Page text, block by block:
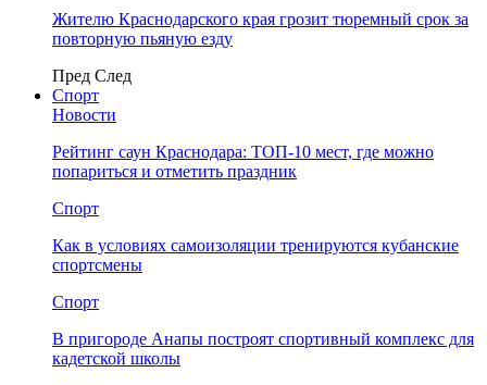
Жителю Краснодарского края грозит тюремный срок за
повторную пьяную езду
Пред След
Спорт
Новости
Рейтинг саун Краснодара: ТОП-10 мест, где можно
попариться и отметить праздник
Спорт
Как в условиях самоизоляции тренируются кубанские
спортсмены
Спорт
В пригороде Анапы построят спортивный комплекс для
кадетской школы